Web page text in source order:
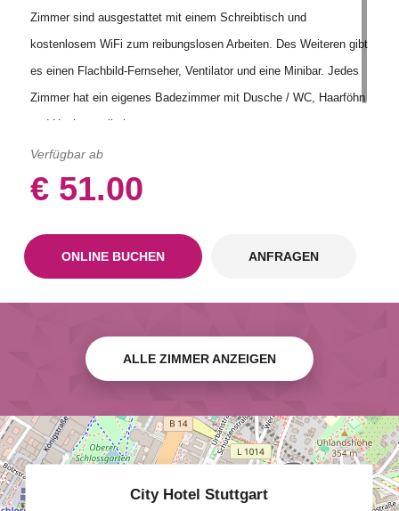
Zimmer sind ausgestattet mit einem Schreibtisch und
kostenlosem WiFi zum reibungslosen Arbeiten. Des Weiteren gibt
es einen Flachbild-Fernseher, Ventilator und eine Minibar. Jedes
Zimmer hat ein eigenes Badezimmer mit Dusche / WC, Haarföhn
und Hygieneartikeln.
Verfügbar ab
€ 51.00
ONLINE BUCHEN ANFRAGEN
ALLE ZIMMER ANZEIGEN
City Hotel Stuttgart